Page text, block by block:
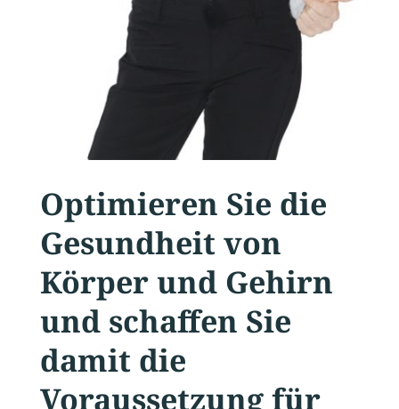
Optimieren Sie die
Gesundheit von
Körper und Gehirn
und schaffen Sie
damit die
Voraussetzung für